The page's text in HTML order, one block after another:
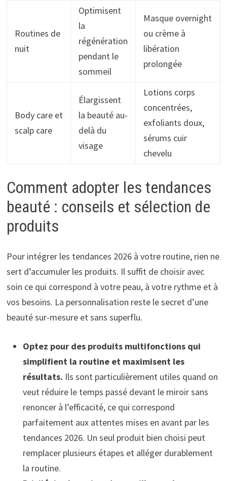
Routines de
nuit
Optimisent
la
régénération
pendant le
sommeil
Masque overnight
ou crème à
libération
prolongée
Body care et
scalp care
Élargissent
la beauté au-
delà du
visage
Lotions corps
concentrées,
exfoliants doux,
sérums cuir
chevelu
Comment adopter les tendances
beauté : conseils et sélection de
produits
Pour intégrer les tendances 2026 à votre routine, rien ne
sert d’accumuler les produits. Il suffit de choisir avec
soin ce qui correspond à votre peau, à votre rythme et à
vos besoins. La personnalisation reste le secret d’une
beauté sur-mesure et sans superflu.
Optez pour des produits multifonctions qui
simplifient la routine et maximisent les
résultats. Ils sont particulièrement utiles quand on
veut réduire le temps passé devant le miroir sans
renoncer à l’efficacité, ce qui correspond
parfaitement aux attentes mises en avant par les
tendances 2026. Un seul produit bien choisi peut
remplacer plusieurs étapes et alléger durablement
la routine.